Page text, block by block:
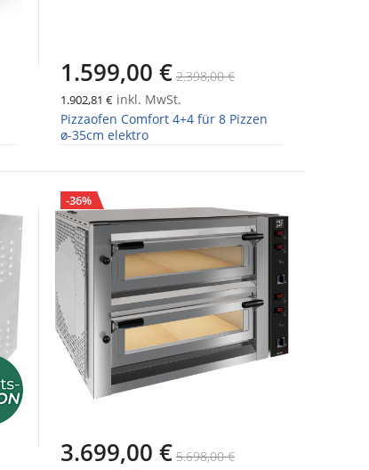
1.599,00 € 2.398,00 €
1.902,81 €inkl. MwSt.
Pizzaofen Comfort 4+4 für 8 Pizzen
ø-35cm elektro
-36%
3.699,00 € 5.698,00 €